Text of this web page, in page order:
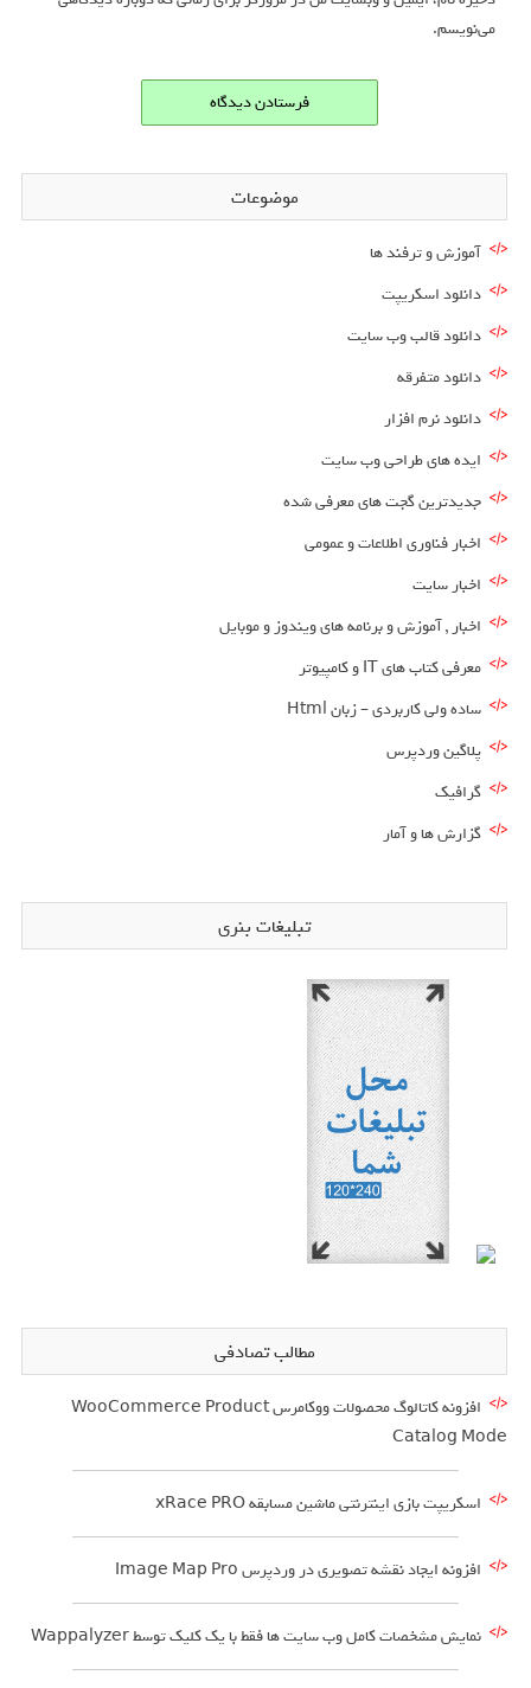
می‌نویسم.
موضوعات
آموزش و ترفند ها
دانلود اسکریپت
دانلود قالب وب سایت
دانلود متفرقه
دانلود نرم افزار
ایده های طراحی وب سایت
جدیدترین گجت های معرفی شده
اخبار فناوری اطلاعات و عمومی
اخبار سایت
اخبار , آموزش و برنامه های ویندوز و موبایل
معرفی کتاب های IT و کامپیوتر
ساده ولی کاربردی – زبان Html
پلاگین وردپرس
گرافیک
گزارش ها و آمار
تبلیغات بنری
مطالب تصادفی
افزونه کاتالوگ محصولات ووکامرس WooCommerce Product
Catalog Mode
اسکریپت بازی اینترنتی ماشین مسابقه xRace PRO
افزونه ایجاد نقشه تصویری در وردپرس Image Map Pro
نمایش مشخصات کامل وب سایت ها فقط با یک کلیک توسط Wappalyzer